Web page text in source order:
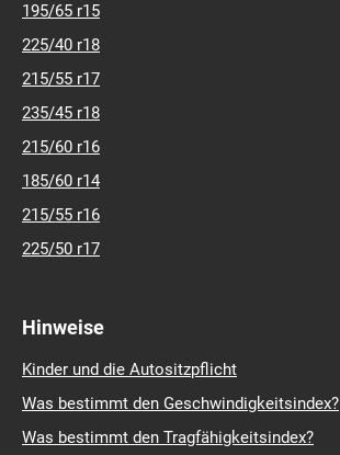
195/65 r15
225/40 r18
215/55 r17
235/45 r18
215/60 r16
185/60 r14
215/55 r16
225/50 r17
Hinweise
Kinder und die Autositzpflicht
Was bestimmt den Geschwindigkeitsindex?
Was bestimmt den Tragfähigkeitsindex?